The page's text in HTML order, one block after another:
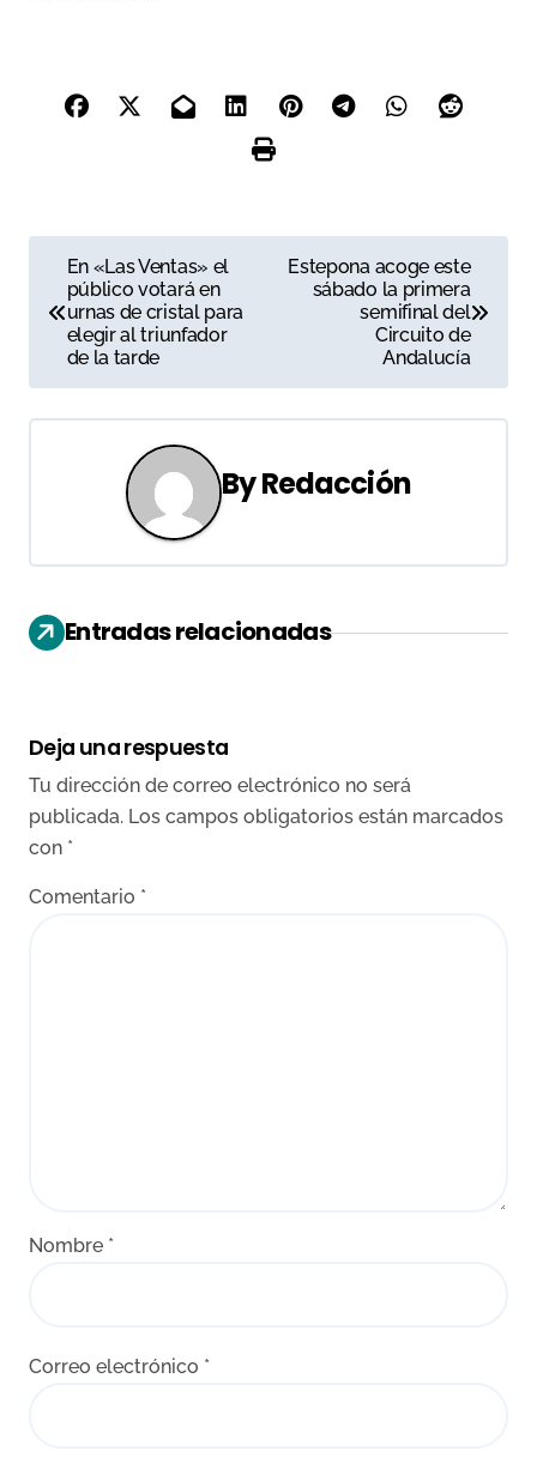
a
e
c
i
ó
d
e
e
n
En «Las Ventas» el
público votará en
urnas de cristal para
elegir al triunfador
de la tarde
Estepona acoge este
sábado la primera
semifinal del
Circuito de
Andalucía
ByRedacción
Entradas relacionadas
Deja una respuesta
Tu dirección de correo electrónico no será
publicada. Los campos obligatorios están marcados
con *
Comentario *
Nombre *
Correo electrónico *